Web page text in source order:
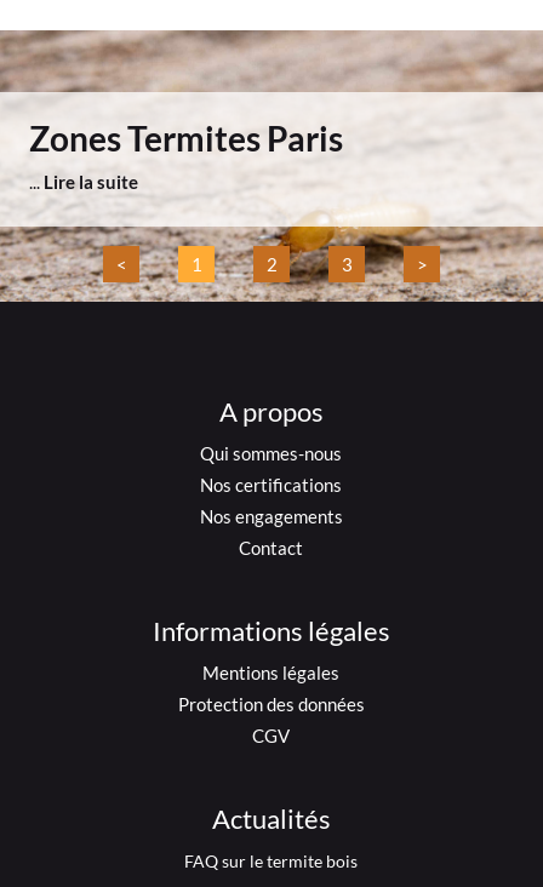
Zones Termites Paris
... Lire la suite
< 1 2 3 >
A propos
Qui sommes-nous
Nos certifications
Nos engagements
Contact
Informations légales
Mentions légales
Protection des données
CGV
Actualités
FAQ sur le termite bois